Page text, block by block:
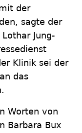
der
sagte der
Jung-
Klinik sei der
das
Worten von
Barbara Bux